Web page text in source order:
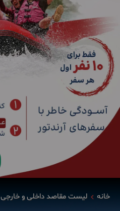
خانه لیست مقاصد داخلی و خارجی